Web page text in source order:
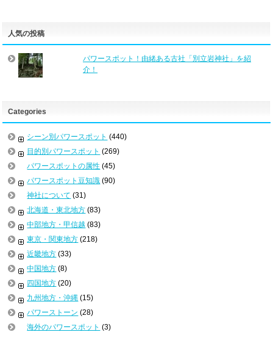
人気の投稿
パワースポット！由緒ある古社「別立岩神社」を紹
介！
Categories
シーン別パワースポット (440)
目的別パワースポット (269)
パワースポットの属性 (45)
パワースポット豆知識 (90)
神社について (31)
北海道・東北地方 (83)
中部地方・甲信越 (83)
東京・関東地方 (218)
近畿地方 (33)
中国地方 (8)
四国地方 (20)
九州地方・沖縄 (15)
パワーストーン (28)
海外のパワースポット (3)